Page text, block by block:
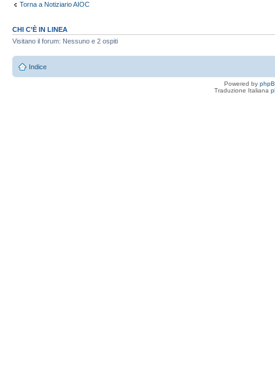
Torna a Notiziario AIOC
CHI C’È IN LINEA
Visitano il forum: Nessuno e 2 ospiti
Indice
Powered by
Traduzione Italiana